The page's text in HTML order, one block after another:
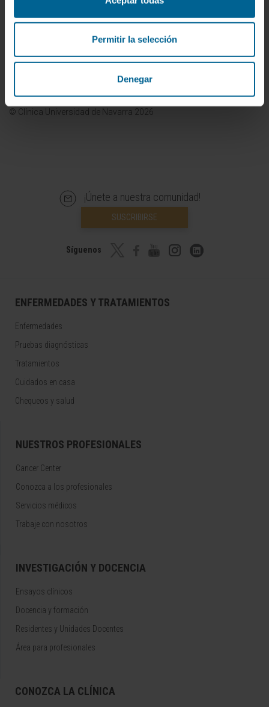
Permitir la selección
Denegar
meramente informativa y no sustituye en ningún caso el consejo,
diagnóstico, tratamiento o recomendaciones de profesionales de
la salud. Siempre es esencial consultar a un médico o especialista
para tratar cualquier condición o síntoma médico. La Clínica
Universidad de Navarra no se responsabiliza por el uso
Infografías realizadas con https://BioRender.com
© Clínica Universidad de Navarra 2026
¡Únete a nuestra comunidad!
SUSCRIBIRSE
Síguenos
ENFERMEDADES Y TRATAMIENTOS
Enfermedades
Pruebas diagnósticas
Tratamientos
Cuidados en casa
Chequeos y salud
NUESTROS PROFESIONALES
Cancer Center
Conozca a los profesionales
Servicios médicos
Trabaje con nosotros
INVESTIGACIÓN Y DOCENCIA
Ensayos clínicos
Docencia y formación
Residentes y Unidades Docentes
Área para profesionales
CONOZCA LA CLÍNICA